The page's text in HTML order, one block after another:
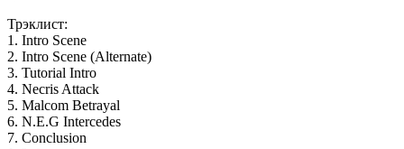
Трэклист:
1. Intro Scene
2. Intro Scene (Alternate)
3. Tutorial Intro
4. Necris Attack
5. Malcom Betrayal
6. N.E.G Intercedes
7. Conclusion